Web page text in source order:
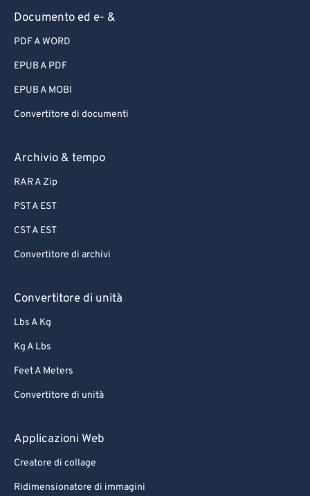
Documento ed e- &
PDF A WORD
EPUB A PDF
EPUB A MOBI
Convertitore di documenti
Archivio & tempo
RAR A Zip
PST A EST
CST A EST
Convertitore di archivi
Convertitore di unità
Lbs A Kg
Kg A Lbs
Feet A Meters
Convertitore di unità
Applicazioni Web
Creatore di collage
Ridimensionatore di immagini